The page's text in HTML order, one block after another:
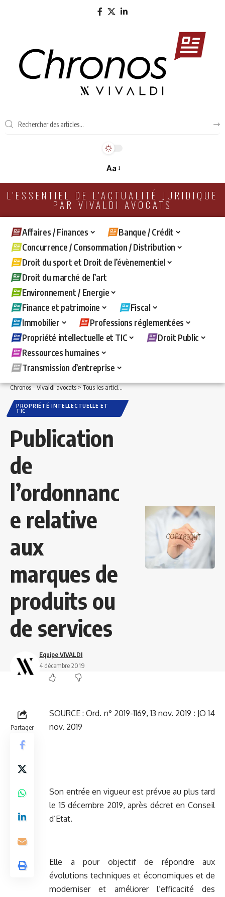
Aa
L'ESSENTIEL DE L'ACTUALITÉ JURIDIQUE
PAR VIVALDI AVOCATS
Affaires / Finances
Banque / Crédit
Concurrence / Consommation / Distribution
Droit du sport et Droit de l’évènementiel
Droit du marché de l’art
Environnement / Energie
Finance et patrimoine
Fiscal
Immobilier
Professions réglementées
Propriété intellectuelle et TIC
Droit Public
Ressources humaines
Transmission d’entreprise
Chronos - Vivaldi avocats>Tous les articles >Propriété intellectuelle et TIC>
PROPRIÉTÉ INTELLECTUELLE ET
TIC
Publication
de
l’ordonnanc
e relative
aux
marques de
produits ou
de services
Equipe VIVALDI
4 décembre 2019
Partager
SOURCE :Ord. n° 2019-1169, 13 nov. 2019 : JO 14
nov. 2019
Son entrée en vigueur est prévue au plus tard
le 15 décembre 2019, après décret en Conseil
d’Etat.
Elle a pour objectif de répondre aux
évolutions techniques et économiques et de
moderniser et améliorer l’efficacité des